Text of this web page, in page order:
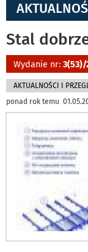
Stal
Wydanie nr: 3(53)/
AKTUALNOŚCI I
ponad rok temu